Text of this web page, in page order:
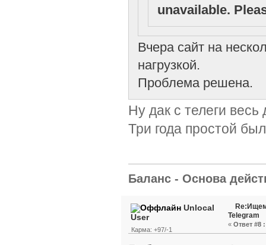
unavailable.
Вчера сайт на
нагрузкой.
Проблема решена.
Ну дак с телеги
Три года простой
Баланс - Основа
Unlocal
User
Карма: +97/-1
Telegram
« Ответ #8 :